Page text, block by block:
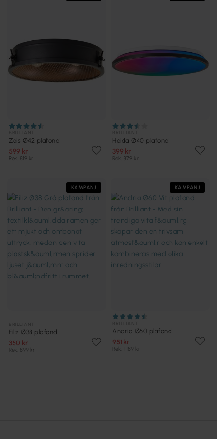
Zois Ø42 plafond
599 kr
Rek. 819 kr
Heida Ø40 plafond
399 kr
Rek. 879 kr
KAMPANJ
Filiz Ø38 plafond
350 kr
Rek. 899 kr
KAMPANJ
Andria Ø60 plafond
951 kr
Rek. 1 189 kr